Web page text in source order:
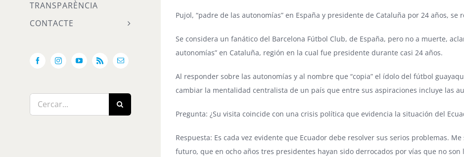
TRANSPARÈNCIA
CONTACTE
FacebookInstagramYouTube
Rss Email:
Cerca
…
Pujol, “padre de las autonomías” en España y presidente de Cataluña por 24 años, se
Se considera un fanático del Barcelona Fútbol Club, de España, pero no a muerte,
autonomías” en Cataluña, región en la cual fue presidente durante casi 24 años.
Al responder sobre las autonomías y al nombre que “copia” el ídolo del fútbol
cambiar la mentalidad centralista de un país que entre sus aspiraciones incluye las
Pregunta: ¿Su visita coincide con una crisis política que evidencia la situación del
Respuesta: Es cada vez evidente que Ecuador debe resolver sus serios problemas.
futuro, que en ocho años tres presidentes hayan sido derrocados por vías que no